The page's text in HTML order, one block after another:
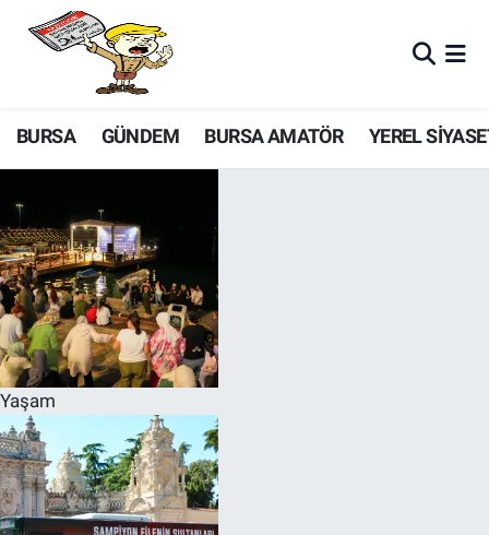
BURSA GÜNDEM BURSA AMATÖR YEREL
Yaşam